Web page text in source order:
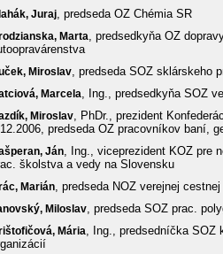
Juraj, predseda OZ Chémia SR
Marta, predsedkyňa OZ
Miroslav, predseda SOZ sklárskeho
Marcela, Ing., predsedkyňa SOZ
Miroslav, PhDr., prezident
predseda OZ pracovníkov baní,
Ján, Ing., viceprezident KOZ pre
školstva a vedy na Slovensku
Marián, predseda NOZ verejnej
Miloslav, predseda SOZ prac.
Mária, Ing., predsedníčka SOZ